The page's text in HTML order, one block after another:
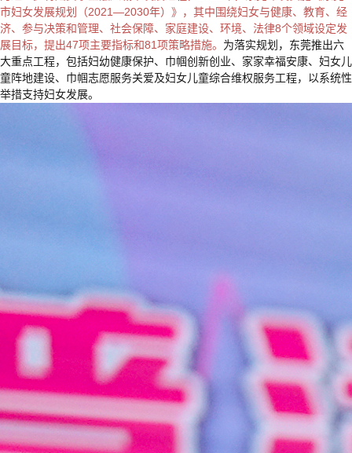
市妇女发展规划（2021—2030年）》，其中围绕妇女与健康、教育、经
济、参与决策和管理、社会保障、家庭建设、环境、法律8个领域设定发
展目标，提出47项主要指标和81项策略措施。 为落实规划，东莞推出六
大重点工程，包括妇幼健康保护、巾帼创新创业、家家幸福安康、妇女儿
童阵地建设、巾帼志愿服务关爱及妇女儿童综合维权服务工程，以系统性
举措支持妇女发展。‌